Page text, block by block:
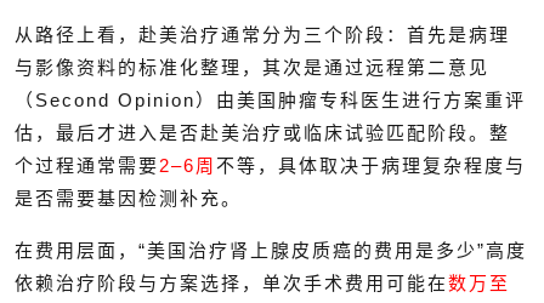
从路径上看，赴美治疗通常分为三个阶段：首先是病理
与影像资料的标准化整理，其次是通过远程第二意见
（Second Opinion）由美国肿瘤专科医生进行方案重评
估，最后才进入是否赴美治疗或临床试验匹配阶段。整
个过程通常需要2–6周 不等，具体取决于病理复杂程度与
是否需要基因检测补充。
在费用层面，“美国治疗肾上腺皮质癌的费用是多少”高度
依赖治疗阶段与方案选择，单次手术费用可能在数万至